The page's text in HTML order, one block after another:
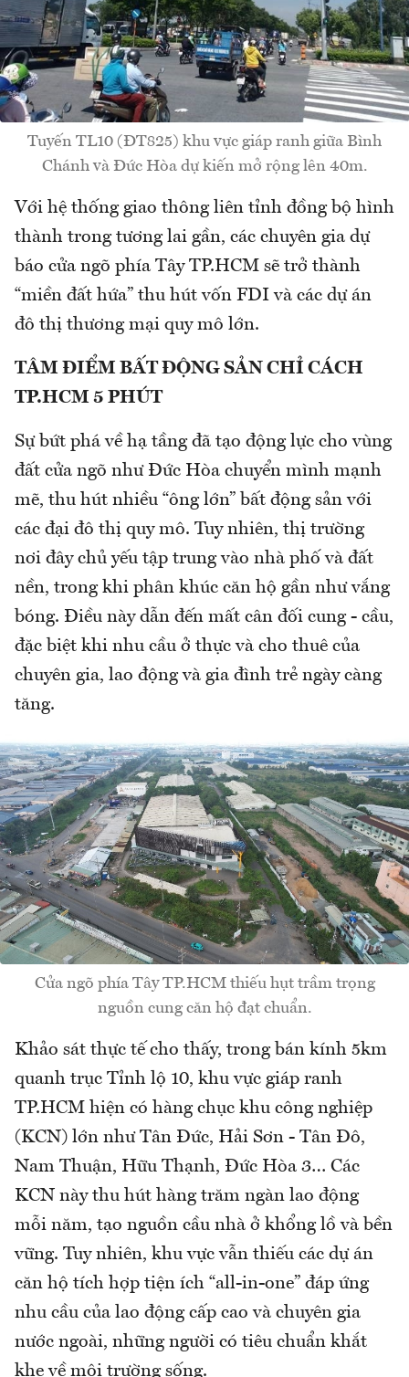
Tuyến TL10 (ĐT825) khu vực giáp ranh giữa Bình
Chánh và Đức Hòa dự kiến mở rộng lên 40m.
Với hệ thống giao thông liên tỉnh đồng bộ hình
thành trong tương lai gần, các chuyên gia dự
báo cửa ngõ phía Tây TP.HCM sẽ trở thành
“miền đất hứa” thu hút vốn FDI và các dự án
đô thị thương mại quy mô lớn.
TÂM ĐIỂM BẤT ĐỘNG SẢN CHỈ CÁCH
TP.HCM 5 PHÚT
Sự bứt phá về hạ tầng đã tạo động lực cho vùng
đất cửa ngõ như Đức Hòa chuyển mình mạnh
mẽ, thu hút nhiều “ông lớn” bất động sản với
các đại đô thị quy mô. Tuy nhiên, thị trường
nơi đây chủ yếu tập trung vào nhà phố và đất
nền, trong khi phân khúc căn hộ gần như vắng
bóng. Điều này dẫn đến mất cân đối cung - cầu,
đặc biệt khi nhu cầu ở thực và cho thuê của
chuyên gia, lao động và gia đình trẻ ngày càng
tăng.
Cửa ngõ phía Tây TP.HCM thiếu hụt trầm trọng
nguồn cung căn hộ đạt chuẩn.
Khảo sát thực tế cho thấy, trong bán kính 5km
quanh trục Tỉnh lộ 10, khu vực giáp ranh
TP.HCM hiện có hàng chục khu công nghiệp
(KCN) lớn như Tân Đức, Hải Sơn - Tân Đô,
Nam Thuận, Hữu Thạnh, Đức Hòa 3… Các
KCN này thu hút hàng trăm ngàn lao động
mỗi năm, tạo nguồn cầu nhà ở khổng lồ và bền
vững. Tuy nhiên, khu vực vẫn thiếu các dự án
căn hộ tích hợp tiện ích “all-in-one” đáp ứng
nhu cầu của lao động cấp cao và chuyên gia
nước ngoài, những người có tiêu chuẩn khắt
khe về môi trường sống.